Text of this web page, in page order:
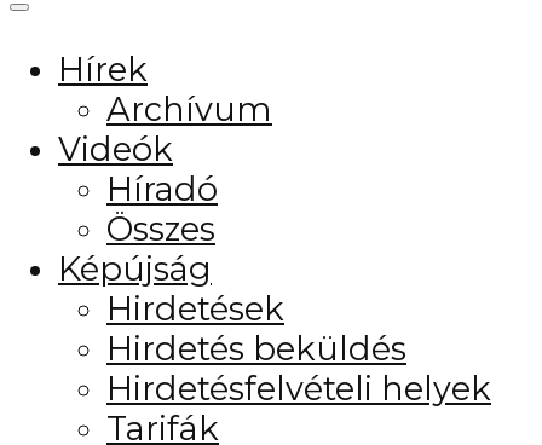
Hírek
Archívum
Videók
Híradó
Összes
Képújság
Hirdetések
Hirdetés beküldés
Hirdetésfelvételi helyek
Tarifák